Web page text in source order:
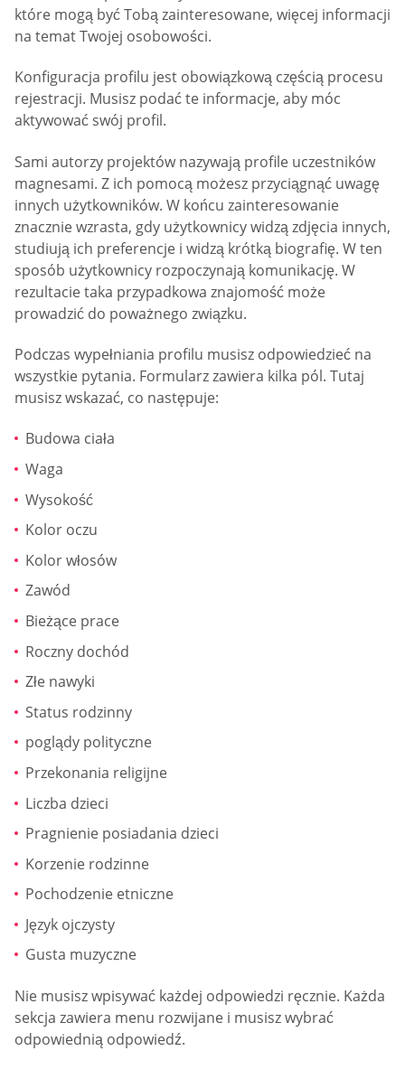
które mogą być Tobą zainteresowane, więcej informacji
na temat Twojej osobowości.
Konfiguracja profilu jest obowiązkową częścią procesu
rejestracji. Musisz podać te informacje, aby móc
aktywować swój profil.
Sami autorzy projektów nazywają profile uczestników
magnesami. Z ich pomocą możesz przyciągnąć uwagę
innych użytkowników. W końcu zainteresowanie
znacznie wzrasta, gdy użytkownicy widzą zdjęcia innych,
studiują ich preferencje i widzą krótką biografię. W ten
sposób użytkownicy rozpoczynają komunikację. W
rezultacie taka przypadkowa znajomość może
prowadzić do poważnego związku.
Podczas wypełniania profilu musisz odpowiedzieć na
wszystkie pytania. Formularz zawiera kilka pól. Tutaj
musisz wskazać, co następuje:
Budowa ciała
Waga
Wysokość
Kolor oczu
Kolor włosów
Zawód
Bieżące prace
Roczny dochód
Złe nawyki
Status rodzinny
poglądy polityczne
Przekonania religijne
Liczba dzieci
Pragnienie posiadania dzieci
Korzenie rodzinne
Pochodzenie etniczne
Język ojczysty
Gusta muzyczne
Nie musisz wpisywać każdej odpowiedzi ręcznie. Każda
sekcja zawiera menu rozwijane i musisz wybrać
odpowiednią odpowiedź.